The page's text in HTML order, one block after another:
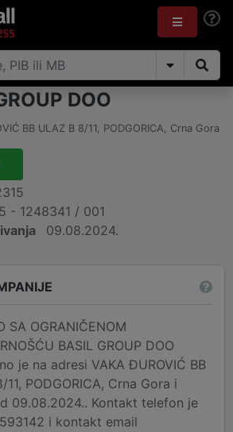
objava
DOO
BB ULAZ B 8/11, PODGORICA, Crna Gora
5 - 1248341 / 001
09.08.2024.
SA OGRANIČENOM
BASIL GROUP DOO
je na adresi VAKA ĐUROVIĆ BB
11, PODGORICA, Crna Gora i
09.08.2024.. Kontakt telefon je
i kontakt email